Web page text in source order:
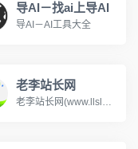
导AI－找ai上导AI
导AI－AI工具大全
老李站长网
老李站长网(www.llslw.cn)分类目录，免费收录各行业优秀站点，致力成为站长推广网站的首选，用户自主提交，再由我们编辑、审核，形成网站索引。